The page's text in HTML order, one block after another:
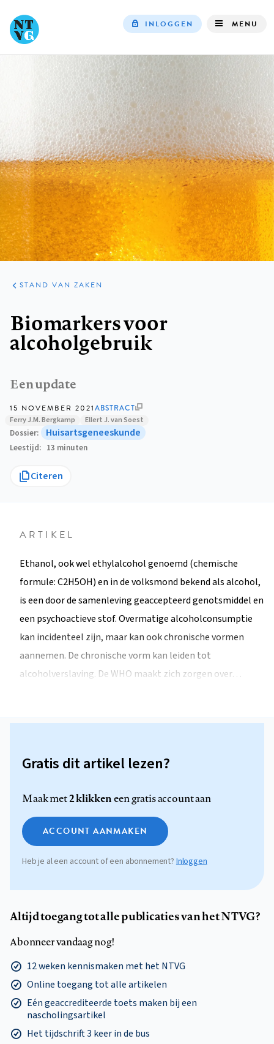
navigation
INLOGGEN MENU
Een update
ARTIKELEN
PRAKTIJK
STAND VAN ZAKEN
Biomarkers voor
alcoholgebruik
15 NOVEMBER 2021ABSTRACT
Ferry J.M. Bergkamp Ellert J. van Soest
Dossier Huisartsgeneeskunde
Leestijd 13 minuten
Citeren
ARTIKEL
Ethanol, ook wel ethylalcohol genoemd (chemische
formule: C2H5OH) en in de volksmond bekend als alcohol,
is een door de samenleving geaccepteerd genotsmiddel en
een psychoactieve stof. Overmatige alcoholconsumptie
kan incidenteel zijn, maar kan ook chronische vormen
aannemen. De chronische vorm kan leiden tot
alcoholverslaving. De WHO maakt zich zorgen over…
Gratis dit artikel lezen?
Maak met2 klikkeneen gratis account aan
ACCOUNT AANMAKEN
Heb je al een account of een abonnement? Inloggen
Altijd toegang tot alle publicaties van het NTVG?
Abonneer vandaag nog!
12 weken kennismaken met het NTVG
Online toegang tot alle artikelen
Eén geaccrediteerde toets maken bij een
nascholingsartikel
Het tijdschrift 3 keer in de bus